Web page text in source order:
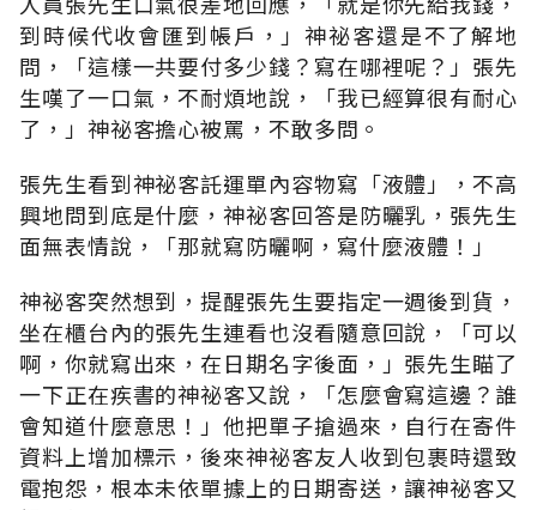
到時候代收會匯到帳戶，」神祕客還是不了解地
問，「這樣一共要付多少錢？寫在哪裡呢？」張先
生嘆了一口氣，不耐煩地說，「我已經算很有耐心
了，」神祕客擔心被罵，不敢多問。
張先生看到神祕客託運單內容物寫「液體」，不高
興地問到底是什麼，神祕客回答是防曬乳，張先生
面無表情說，「那就寫防曬啊，寫什麼液體！」
神祕客突然想到，提醒張先生要指定一週後到貨，
坐在櫃台內的張先生連看也沒看隨意回說，「可以
啊，你就寫出來，在日期名字後面，」張先生瞄了
一下正在疾書的神祕客又說，「怎麼會寫這邊？誰
會知道什麼意思！」他把單子搶過來，自行在寄件
資料上增加標示，後來神祕客友人收到包裹時還致
電抱怨，根本未依單據上的日期寄送，讓神祕客又